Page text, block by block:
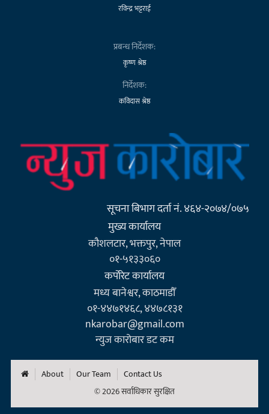
रविन्द्र भट्टराई
प्रबन्ध निर्देशक:
कृष्ण श्रेष्ठ
निर्देशक:
कविदास श्रेष्ठ
सूचना बिभाग दर्ता नं. ४६४-२०७४/०७५
मुख्य कार्यालय
कौशलटार, भक्तपुर, नेपाल
०१-५१३३०६०
कर्पाेरेट कार्यालय
मध्य बानेश्वर, काठमाडौँ
०१-४४७१४६८, ४४७८१३१
nkarobar@gmail.com
न्युज कारोबार डट कम
About Our Team
Contact Us
© 2026 सर्वाधिकार सुरक्षित